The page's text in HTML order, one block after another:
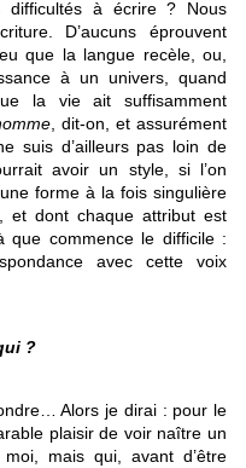
difficultés à écrire ? Nous
D’aucuns éprouvent
que la langue recèle, ou,
à un univers, quand
la vie ait suffisamment
, dit-on, et assurément
suis d’ailleurs pas loin de
avoir un style, si l’on
forme à la fois singulière
dont chaque attribut est
que commence le difficile :
avec cette voix
?
Alors je dirai : pour le
plaisir de voir naître un
mais qui, avant d’être